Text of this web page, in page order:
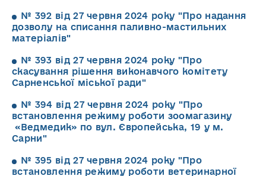
№ 392 від 27 червня 2024 року "Про надання
дозволу на списання паливно-мастильних
матеріалів"
№ 393 від 27 червня 2024 року "Про
скасування рішення виконавчого комітету
Сарненської міської ради"
№ 394 від 27 червня 2024 року "Про
встановлення режиму роботи зоомагазину
«Ведмедик» по вул. Європейська, 19 у м.
Сарни"
№ 395 від 27 червня 2024 року "Про
встановлення режиму роботи ветеринарної